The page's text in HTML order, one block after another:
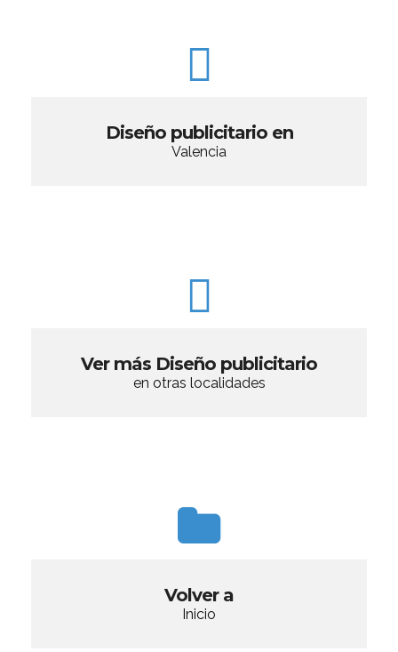
Diseño publicitario en
Valencia
Ver más Diseño publicitario
en otras localidades
Volver a
Inicio